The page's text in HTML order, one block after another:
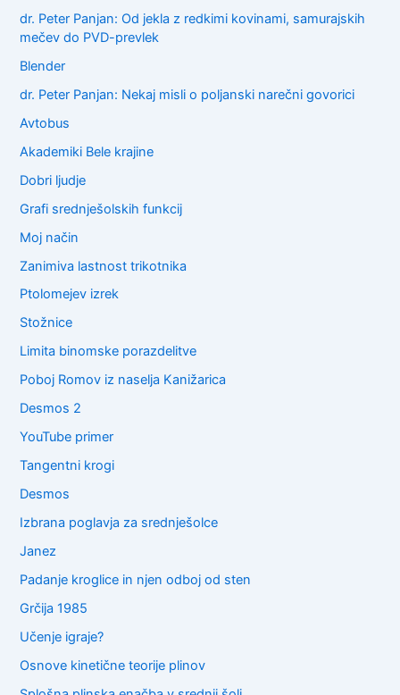
dr. Peter Panjan: Od jekla z redkimi kovinami, samurajskih
mečev do PVD-prevlek
Blender
dr. Peter Panjan: Nekaj misli o poljanski narečni govorici
Avtobus
Akademiki Bele krajine
Dobri ljudje
Grafi srednješolskih funkcij
Moj način
Zanimiva lastnost trikotnika
Ptolomejev izrek
Stožnice
Limita binomske porazdelitve
Poboj Romov iz naselja Kanižarica
Desmos 2
YouTube primer
Tangentni krogi
Desmos
Izbrana poglavja za srednješolce
Janez
Padanje kroglice in njen odboj od sten
Grčija 1985
Učenje igraje?
Osnove kinetične teorije plinov